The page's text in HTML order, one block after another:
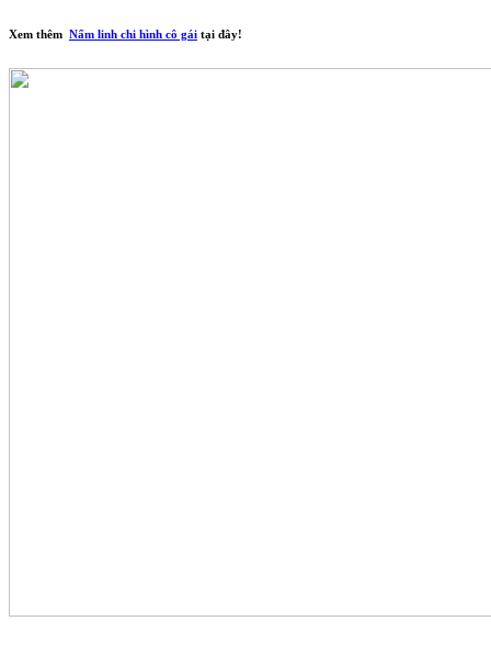
Xem thêm Nấm linh chi hình cô gái tại đây!